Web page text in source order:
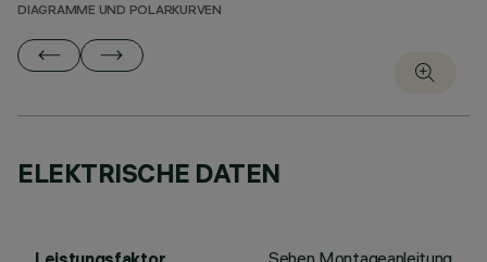
DIAGRAMME UND POLARKURVEN
ELEKTRISCHE DATEN
Sehen Montageanleitung